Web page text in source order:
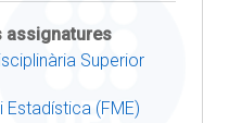
assignatures
Superior
(FME)